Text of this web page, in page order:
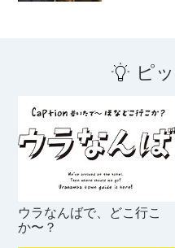
ピ
ウラなんばで、どこ行こ
か〜？